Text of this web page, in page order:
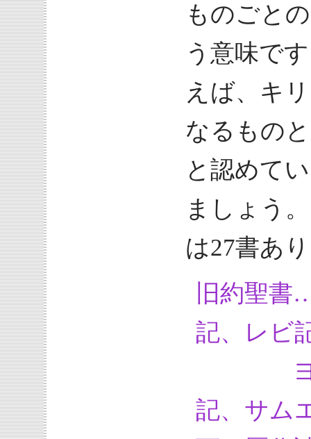
ものごと
う意味で
えば、キ
なるもの
と認めて
ましょう
は27書あ
旧約聖
記、レビ
ヨシ
記、サム